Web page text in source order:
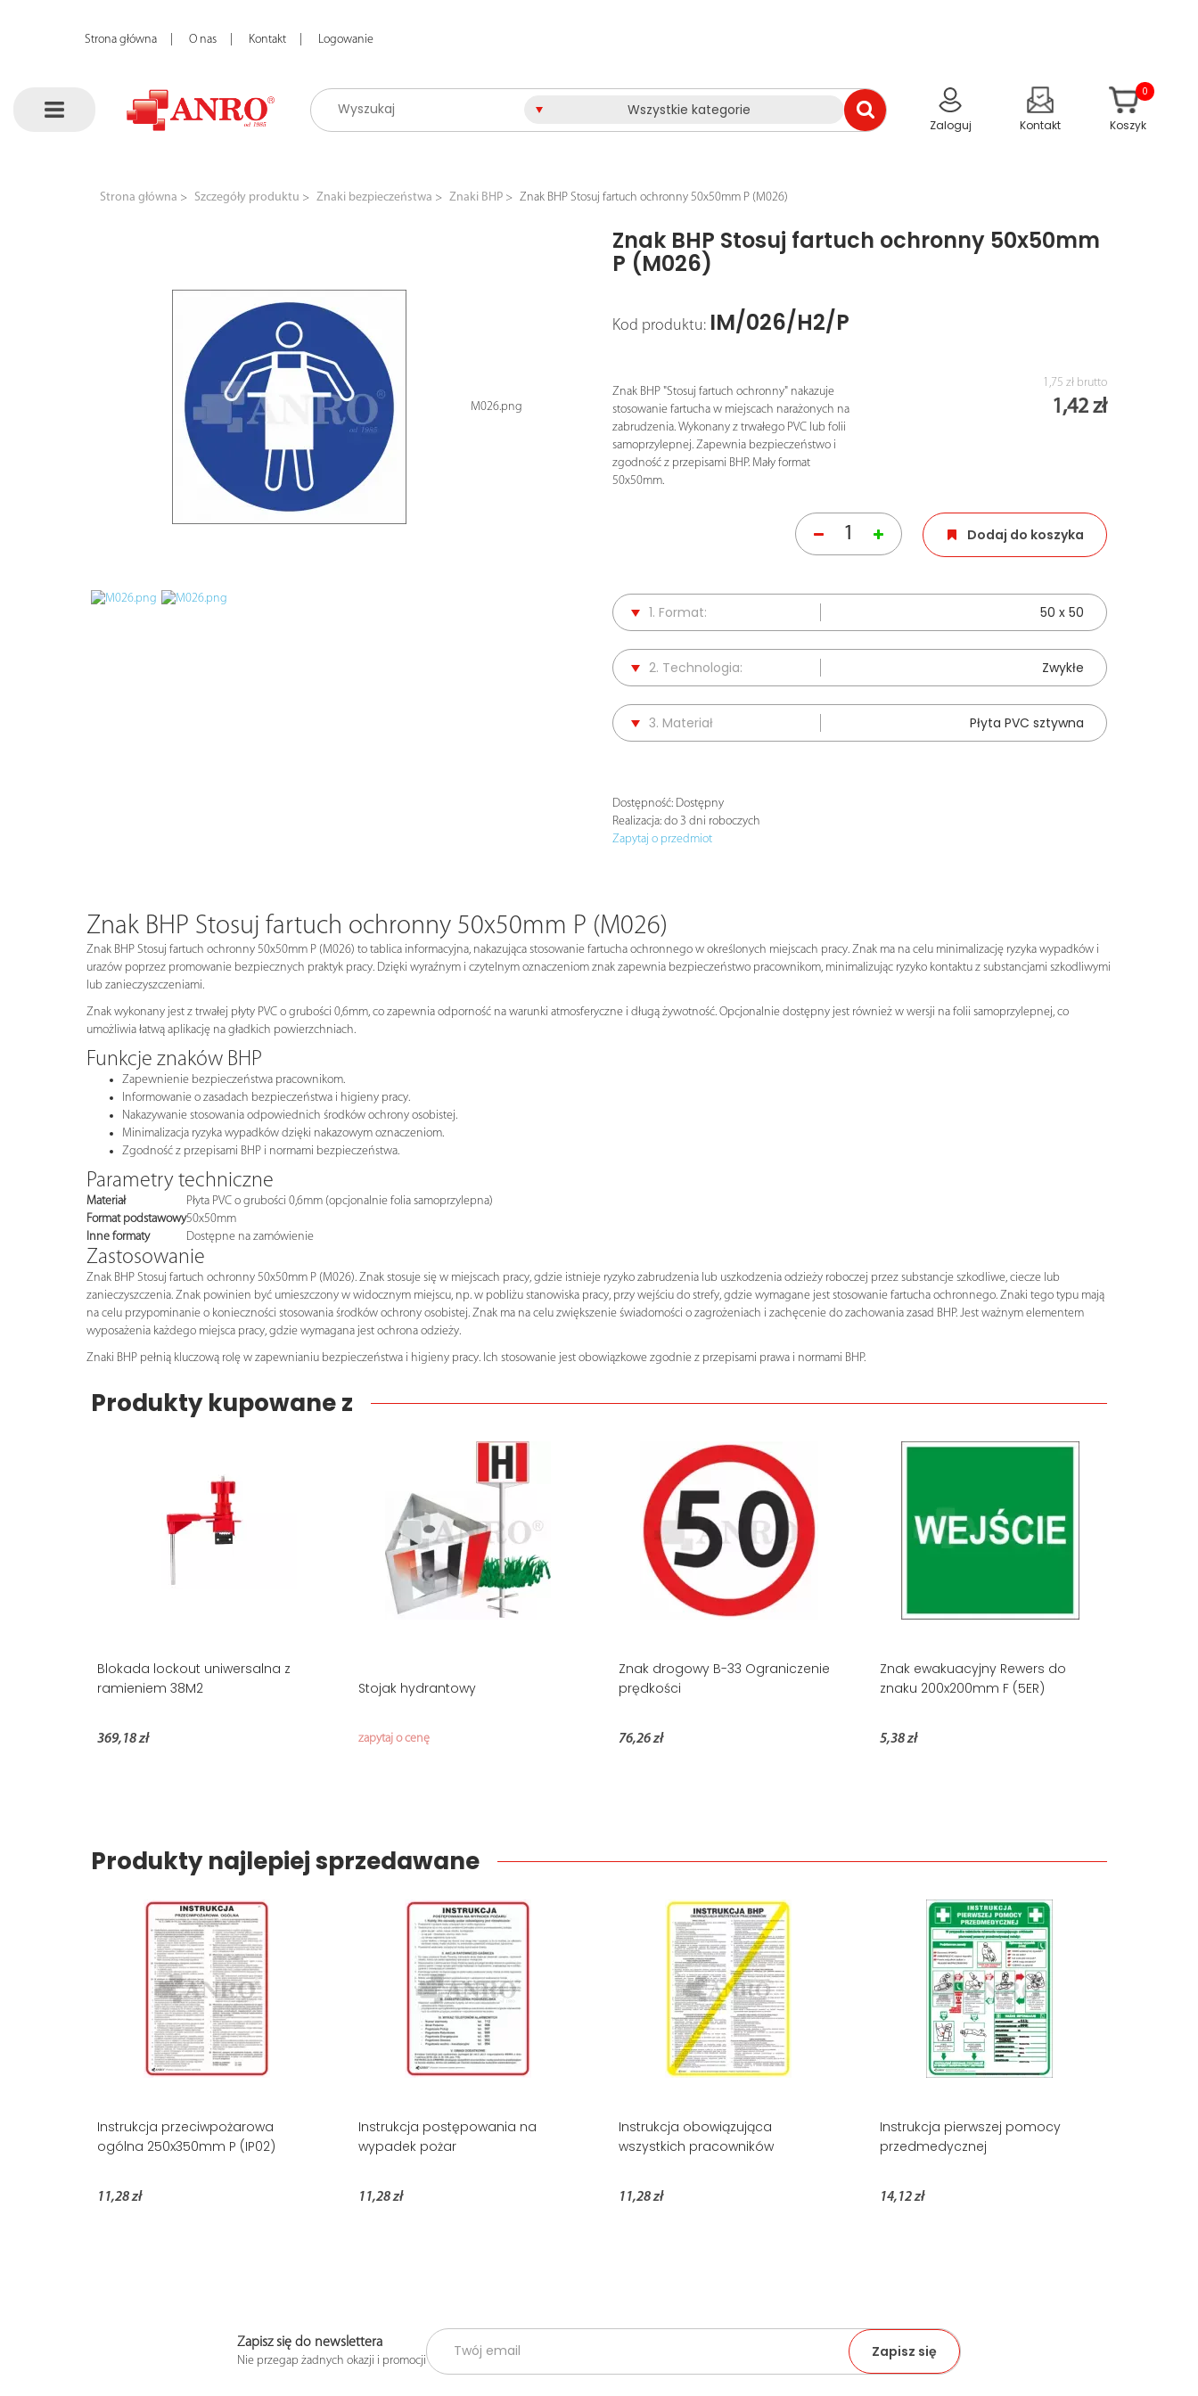
Strona główna O nas Kontakt Logowanie
Wszystkie kategorie
Zaloguj Kontakt Koszyk
0
Strona główna Szczegóły produktu Znaki bezpieczeństwa Znaki BHP Znak BHP Stosuj fartuch ochronny 50x50mm P (M026)
M026.png
Znak BHP Stosuj fartuch ochronny 50x50mm
P (M026)
Kod produktu: IM/026/H2/P
Znak BHP "Stosuj fartuch ochronny" nakazuje
stosowanie fartucha w miejscach narażonych na
zabrudzenia. Wykonany z trwałego PVC lub folii
samoprzylepnej. Zapewnia bezpieczeństwo i
zgodność z przepisami BHP. Mały format
50x50mm.
1,75 zł brutto
1,42 zł
Dodaj do koszyka
1. Format: 50 x 50
2. Technologia: Zwykłe
3. Materiał Płyta PVC sztywna
Dostępność: Dostępny
Realizacja: do 3 dni roboczych
Zapytaj o przedmiot
Znak BHP Stosuj fartuch ochronny 50x50mm P (M026)
Znak BHP Stosuj fartuch ochronny 50x50mm P (M026) to tablica informacyjna, nakazująca stosowanie fartucha ochronnego w określonych miejscach pracy. Znak ma na celu minimalizację ryzyka wypadków i
urazów poprzez promowanie bezpiecznych praktyk pracy. Dzięki wyraźnym i czytelnym oznaczeniom znak zapewnia bezpieczeństwo pracownikom, minimalizując ryzyko kontaktu z substancjami szkodliwymi
lub zanieczyszczeniami.
Znak wykonany jest z trwałej płyty PVC o grubości 0,6mm, co zapewnia odporność na warunki atmosferyczne i długą żywotność. Opcjonalnie dostępny jest również w wersji na folii samoprzylepnej, co
umożliwia łatwą aplikację na gładkich powierzchniach.
Funkcje znaków BHP
Zapewnienie bezpieczeństwa pracownikom.
Informowanie o zasadach bezpieczeństwa i higieny pracy.
Nakazywanie stosowania odpowiednich środków ochrony osobistej.
Minimalizacja ryzyka wypadków dzięki nakazowym oznaczeniom.
Zgodność z przepisami BHP i normami bezpieczeństwa.
Parametry techniczne
Materiał
Płyta PVC o grubości 0,6mm (opcjonalnie folia samoprzylepna)
Format podstawowy50x50mm
Inne formaty
Dostępne na zamówienie
Zastosowanie
Znak BHP Stosuj fartuch ochronny 50x50mm P (M026). Znak stosuje się w miejscach pracy, gdzie istnieje ryzyko zabrudzenia lub uszkodzenia odzieży roboczej przez substancje szkodliwe, ciecze lub
zanieczyszczenia. Znak powinien być umieszczony w widocznym miejscu, np. w pobliżu stanowiska pracy, przy wejściu do strefy, gdzie wymagane jest stosowanie fartucha ochronnego. Znaki tego typu mają
na celu przypominanie o konieczności stosowania środków ochrony osobistej. Znak ma na celu zwiększenie świadomości o zagrożeniach i zachęcenie do zachowania zasad BHP. Jest ważnym elementem
wyposażenia każdego miejsca pracy, gdzie wymagana jest ochrona odzieży.
Znaki BHP pełnią kluczową rolę w zapewnianiu bezpieczeństwa i higieny pracy. Ich stosowanie jest obowiązkowe zgodnie z przepisami prawa i normami BHP.
Produkty kupowane z
Blokada lockout uniwersalna z
ramieniem 38M2
369,18 zł
Stojak hydrantowy
zapytaj o cenę
Znak drogowy B-33 Ograniczenie
prędkości
76,26 zł
Znak ewakuacyjny Rewers do
znaku 200x200mm F (5ER)
5,38 zł
Produkty najlepiej sprzedawane
Instrukcja przeciwpożarowa
ogólna 250x350mm P (IP02)
11,28 zł
Instrukcja postępowania na
wypadek pożar
11,28 zł
Instrukcja obowiązująca
wszystkich pracowników
11,28 zł
Instrukcja pierwszej pomocy
przedmedycznej
14,12 zł
Zapisz się do newslettera
Nie przegap żadnych okazji i promocji